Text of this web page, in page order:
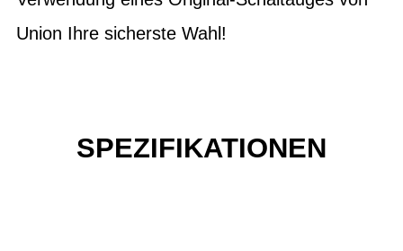
Union Ihre sicherste Wahl!
SPEZIFIKATIONEN